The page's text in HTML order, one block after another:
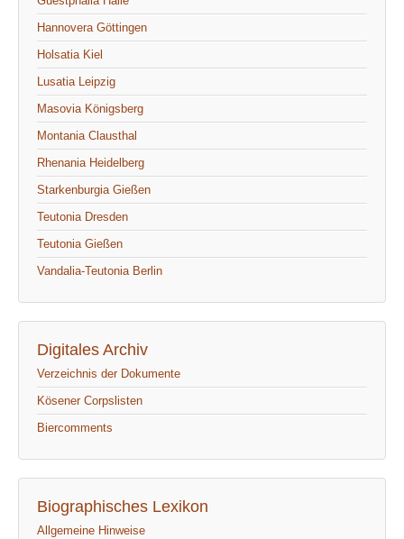
Hannovera Göttingen
Holsatia Kiel
Lusatia Leipzig
Masovia Königsberg
Montania Clausthal
Rhenania Heidelberg
Starkenburgia Gießen
Teutonia Dresden
Teutonia Gießen
Vandalia-Teutonia Berlin
Digitales Archiv
Verzeichnis der Dokumente
Kösener Corpslisten
Biercomments
Biographisches Lexikon
Allgemeine Hinweise